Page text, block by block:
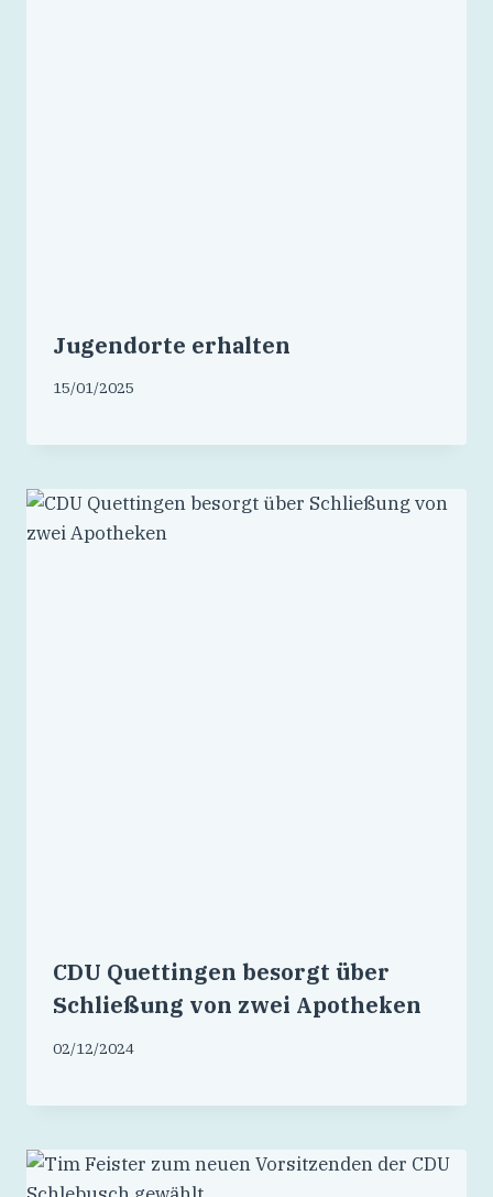
Jugendorte erhalten
15/01/2025
CDU Quettingen besorgt über
Schließung von zwei Apotheken
02/12/2024